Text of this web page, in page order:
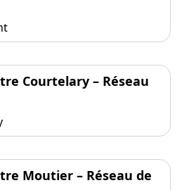
Courtelary – Réseau
Moutier – Réseau de